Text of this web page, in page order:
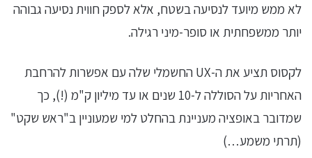
לא ממש מיועד לנסיעה בשטח, אלא לספק חווית נסיעה גבוהה
יותר ממשפחתית או סופר-מיני רגילה.
לקסוס תציע את ה-UX החשמלי שלה עם אפשרות להרחבת
האחריות על הסוללה ל-10 שנים או עד מיליון ק"מ (!), כך
שמדובר באופציה מעניינת בהחלט למי שמעוניין ב"ראש שקט"
(תרתי משמע…)